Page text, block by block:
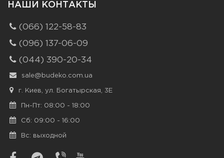
НАШИ КОНТАКТЫ
(066) 122-58-83
(096) 137-06-09
(044) 390-20-34
sale@budeko.com.ua
г. Киев, ул. Богатырская, 3Е
Пн-Пт: 08:00 - 18:00
Сб: 09:00 - 16:00
Вс: выходной